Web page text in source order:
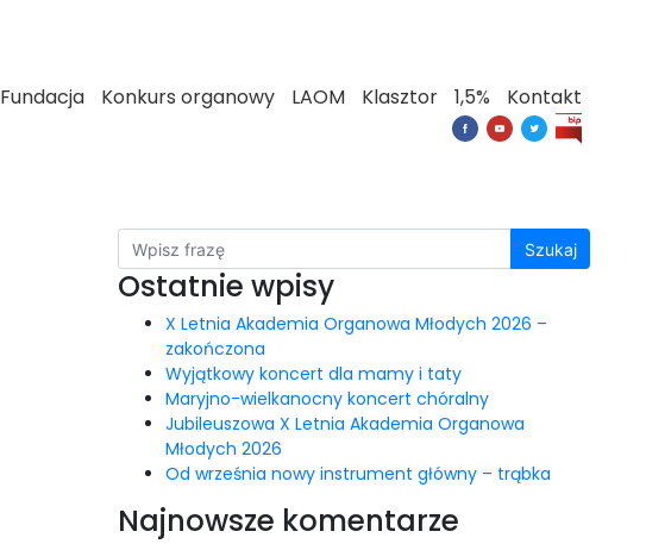
Fundacja Konkurs organowy LAOM Klasztor 1,5% Kontakt
Szukaj
Ostatnie wpisy
X Letnia Akademia Organowa Młodych 2026 –
zakończona
Wyjątkowy koncert dla mamy i taty
Maryjno-wielkanocny koncert chóralny
Jubileuszowa X Letnia Akademia Organowa
Młodych 2026
Od września nowy instrument główny – trąbka
Najnowsze komentarze